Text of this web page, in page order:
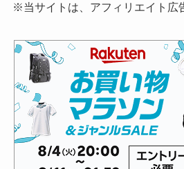
※当サイトは、アフィリエイト広